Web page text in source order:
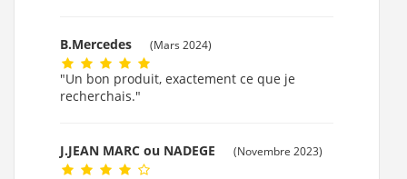
B.Mercedes (Mars 2024)
"Un bon produit, exactement ce que je
recherchais."
J.JEAN MARC ou NADEGE (Novembre 2023)